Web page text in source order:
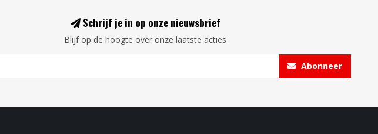
Schrijf je in op onze nieuwsbrief
Blijf op de hoogte over onze laatste acties
Abonneer